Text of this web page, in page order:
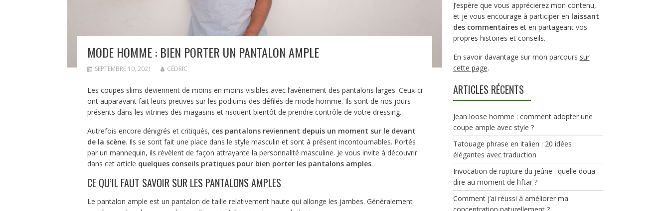
MODE HOMME : BIEN PORTER UN PANTALON AMPLE
SEPTEMBRE 10, 2021 CÉDRIC
Les coupes slims deviennent de moins en moins visibles avec l’avènement des pantalons larges. Ceux-ci
ont auparavant fait leurs preuves sur les podiums des défilés de mode homme. Ils sont de nos jours
présents dans les vitrines des magasins et risquent bientôt de prendre contrôle de votre dressing.
Autrefois encore dénigrés et critiqués, ces pantalons reviennent depuis un moment sur le devant
de la scène. Ils se sont fait une place dans le style masculin et sont à présent incontournables. Portés
par un mannequin, ils révèlent de façon attrayante la personnalité masculine. Je vous invite à découvrir
dans cet article quelques conseils pratiques pour bien porter les pantalons amples.
CE QU’IL FAUT SAVOIR SUR LES PANTALONS AMPLES
Le pantalon ample est un pantalon de taille relativement haute qui allonge les jambes. Généralement
J’espère que vous apprécierez mon contenu,
et je vous encourage à participer en laissant
des commentaireset en partageant vos
propres histoires et conseils.
En savoir davantage sur mon parcours sur
cette page.
ARTICLES RÉCENTS
Jean loose homme : comment adopter une
coupe ample avec style ?
Tatouage phrase en italien : 20 idées
élégantes avec traduction
Invocation de rupture du jeûne : quelle doua
dire au moment de l’iftar ?
Comment j’ai réussi à améliorer ma